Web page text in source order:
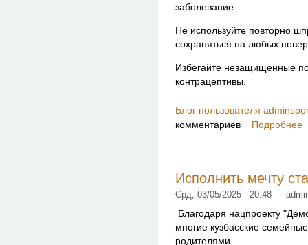
заболевание.
Не используйте повторно
сохраняться на любых
Избегайте незащищенные
контрацептивы.
Блог пользователя
комментариев
Подробнее
Исполнить мечту
Срд, 03/05/2025 - 20:48 —
Благодаря нацпроекту
многие кузбасские
родителями.